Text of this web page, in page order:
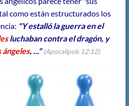
como están estructurados los
"Y estalló la guerra en el
luchaban contra el dragón, y
ángeles, ..."(Apocalipsis 12:12)